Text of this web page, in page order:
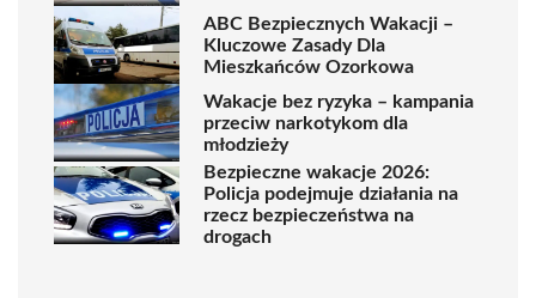
ABC Bezpiecznych Wakacji –
Kluczowe Zasady Dla
Mieszkańców Ozorkowa
Wakacje bez ryzyka – kampania
przeciw narkotykom dla
młodzieży
Bezpieczne wakacje 2026:
Policja podejmuje działania na
rzecz bezpieczeństwa na
drogach